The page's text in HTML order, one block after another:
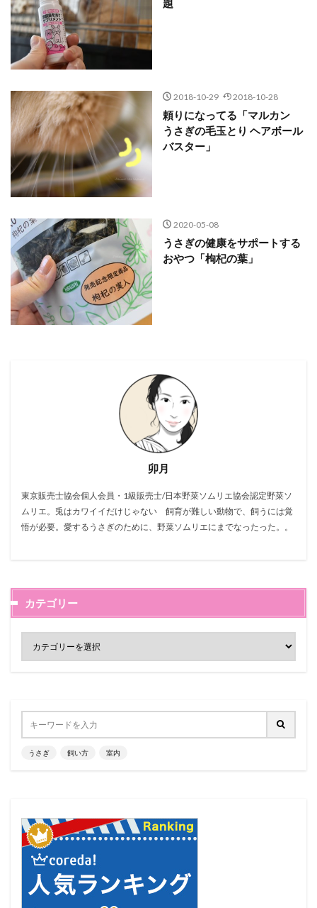
題
2018-10-29 2018-10-28
頼りになってる「マルカン
うさぎの毛玉とり ヘアボール
バスター」
2020-05-08
うさぎの健康をサポートする
おやつ「枸杞の葉」
卯月
東京販売士協会個人会員・1級販売士/日本野菜ソムリエ協会認定野菜ソ
ムリエ。兎はカワイイだけじゃない 飼育が難しい動物で、飼うには覚
悟が必要。愛するうさぎのために、野菜ソムリエにまでなったった。。
カテゴリー
うさぎ 飼い方 室内